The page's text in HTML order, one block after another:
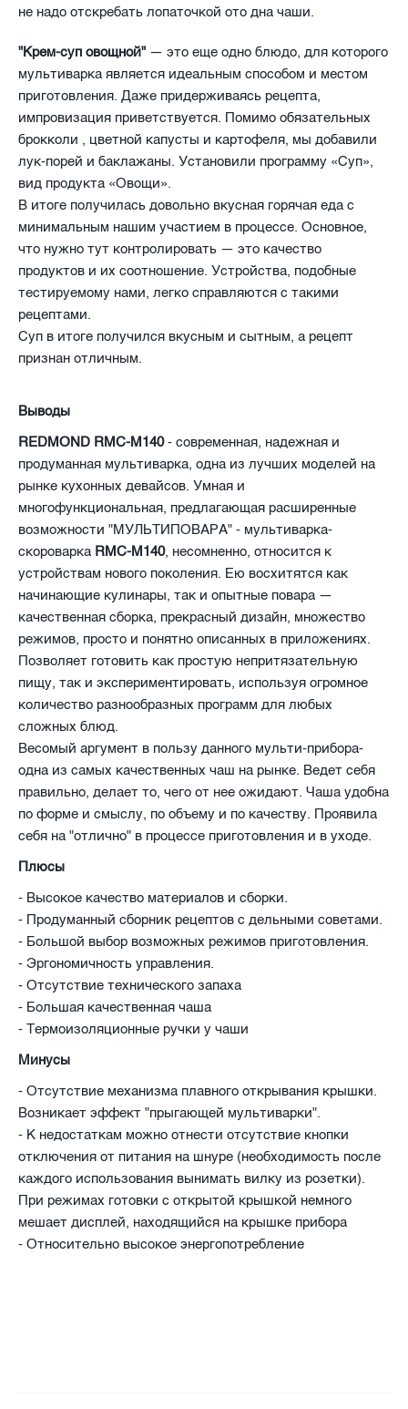
не надо отскребать лопаточкой ото дна чаши.
"Крем-суп овощной" — это еще одно блюдо, для которого
мультиварка является идеальным способом и местом
приготовления. Даже придерживаясь рецепта,
импровизация приветствуется. Помимо обязательных
брокколи , цветной капусты и картофеля, мы добавили
лук-порей и баклажаны. Установили программу «Суп»,
вид продукта «Овощи».
В итоге получилась довольно вкусная горячая еда с
минимальным нашим участием в процессе. Основное,
что нужно тут контролировать — это качество
продуктов и их соотношение. Устройства, подобные
тестируемому нами, легко справляются с такими
рецептами.
Суп в итоге получился вкусным и сытным, а рецепт
признан отличным.
Выводы
REDMOND RMC-M140- современная, надежная и
продуманная мультиварка, одна из лучших моделей на
рынке кухонных девайсов. Умная и
многофункциональная, предлагающая расширенные
возможности "МУЛЬТИПОВАРА" - мультиварка-
скороварка RMC-M140, несомненно, относится к
устройствам нового поколения. Ею восхитятся как
начинающие кулинары, так и опытные повара —
качественная сборка, прекрасный дизайн, множество
режимов, просто и понятно описанных в приложениях.
Позволяет готовить как простую непритязательную
пищу, так и экспериментировать, используя огромное
количество разнообразных программ для любых
сложных блюд.
Весомый аргумент в пользу данного мульти-прибора-
одна из самых качественных чаш на рынке. Ведет себя
правильно, делает то, чего от нее ожидают. Чаша удобна
по форме и смыслу, по объему и по качеству. Проявила
себя на "отлично" в процессе приготовления и в уходе.
Плюсы
- Высокое качество материалов и сборки.
- Продуманный сборник рецептов с дельными советами.
- Большой выбор возможных режимов приготовления.
- Эргономичность управления.
- Отсутствие технического запаха
- Большая качественная чаша
- Термоизоляционные ручки у чаши
Минусы
- Отсутствие механизма плавного открывания крышки.
Возникает эффект "прыгающей мультиварки".
- К недостаткам можно отнести отсутствие кнопки
отключения от питания на шнуре (необходимость после
каждого использования вынимать вилку из розетки).
При режимах готовки с открытой крышкой немного
мешает дисплей, находящийся на крышке прибора
- Относительно высокое энергопотребление